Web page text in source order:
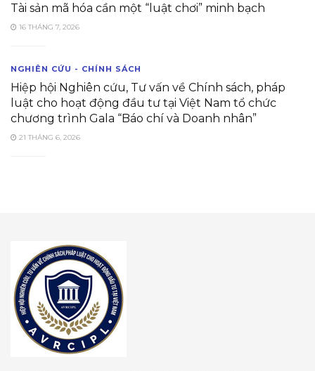
Tài sản mã hóa cần một “luật chơi” minh bạch
16 THÁNG 7, 2026
NGHIÊN CỨU - CHÍNH SÁCH
Hiệp hội Nghiên cứu, Tư vấn về Chính sách, pháp
luật cho hoạt động đầu tư tại Việt Nam tổ chức
chương trình Gala “Báo chí và Doanh nhân”
21 THÁNG 6, 2026